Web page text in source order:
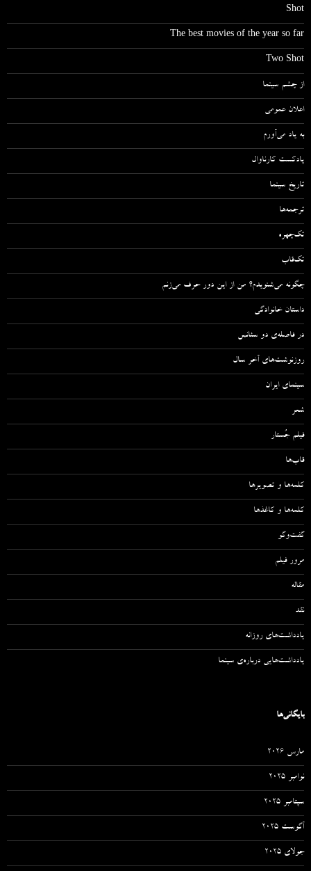
Shot
The best movies of the year so far
Two Shot
از چشم سینما
اعلان عمومی
به یاد می‌آورم
پادکست کارناوال
تاریخ سینما
ترجمه‌ها
تک‌چهره
تک‌قاب
چگونه می‌شنویدم؟ من از این دور حرف می‌زنم
داستان خانوادگی
در فاصله‌ی دو سئانس
روزنوشت‌های آخر سال
سینمای ایران
شعر
فیلم جُستار
قاب‌ها
کلمه‌ها و تصویرها
کلمه‌ها و کاغذها
گفت‌وگو
مرور فیلم
مقاله‌
نقد
یادداشت‌های روزانه
یادداشت‌هایی درباره‌ی سینما
بایگانی‌ها
مارس 2026
نوامبر 2025
سپتامبر 2025
آگوست 2025
جولای 2025